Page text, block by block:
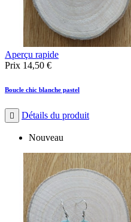
Aperçu rapide
Prix 14,50 €
Boucle chic blanche pastel
 Détails du produit
Nouveau